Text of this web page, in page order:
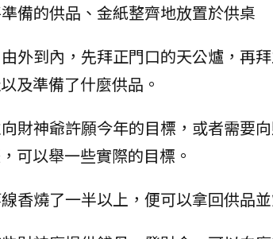
備的供品、金紙整齊地放置於供桌
外到內，先拜正門口的天公爐，再
及準備了什麼供品。
財神爺許願今年的目標，或者需要
可以舉一些實際的目標。
香燒了一半以上，便可以拿回供品並